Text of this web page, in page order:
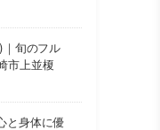
旬のフル
市上並榎
と身体に優